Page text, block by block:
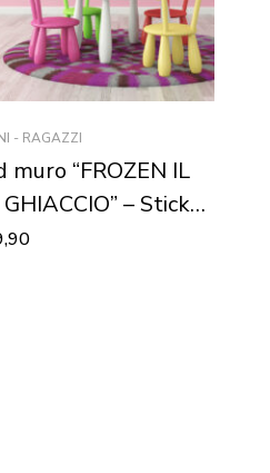
- RAGAZZI
muro “FROZEN IL
– Sticker